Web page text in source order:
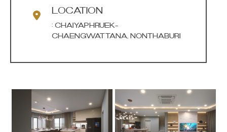
LOCATION
: Chaiyaphruek-
Chaengwattana, Nonthaburi